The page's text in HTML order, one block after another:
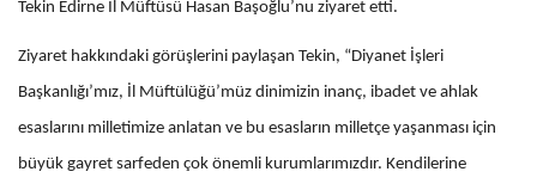
Tekin Edirne İl Müftüsü Hasan Başoğlu’nu ziyaret etti.
Ziyaret hakkındaki görüşlerini paylaşan Tekin, “Diyanet İşleri
Başkanlığı’mız, İl Müftülüğü’müz dinimizin inanç, ibadet ve ahlak
esaslarını milletimize anlatan ve bu esasların milletçe yaşanması için
büyük gayret sarfeden çok önemli kurumlarımızdır. Kendilerine